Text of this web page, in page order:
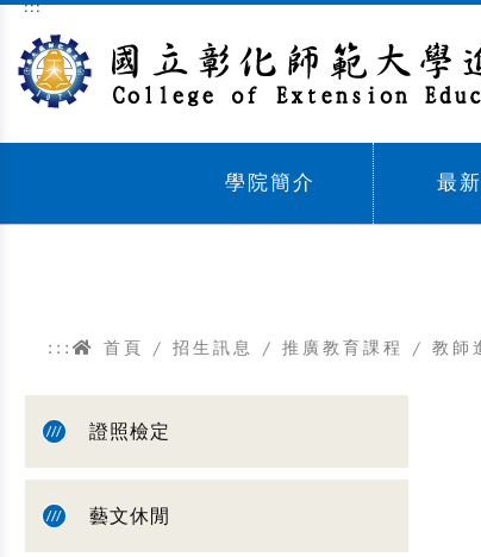
跳到主要內容區塊
:::
學院簡介 最
::: 首頁 / 招生訊息 / 推廣教育課程 / 教師
證照檢定
藝文休閒